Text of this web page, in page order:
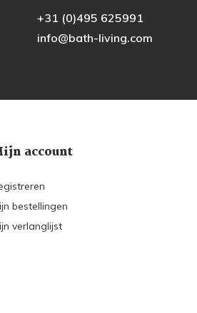
+31 (0)495 625991
info@bath-living.com
account
bestellingen
verlanglijst